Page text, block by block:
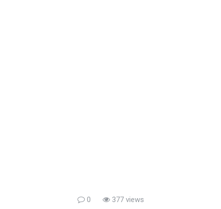
0 377 views